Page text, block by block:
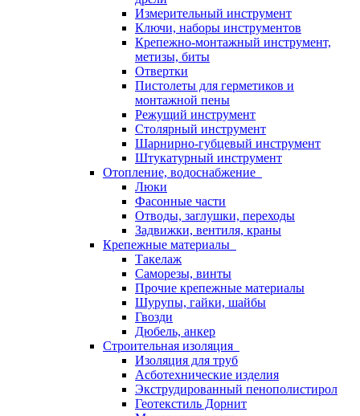
Измерительный инструмент
Ключи, наборы инструментов
Крепежно-монтажный инструмент,
метизы, биты
Отвертки
Пистолеты для герметиков и
монтажной пены
Режущий инструмент
Столярный инструмент
Шарнирно-губцевый инструмент
Штукатурный инструмент
Отопление, водоснабжение
Люки
Фасонные части
Отводы, заглушки, переходы
Задвижки, вентиля, краны
Крепежные материалы
Такелаж
Саморезы, винты
Прочие крепежные материалы
Шурупы, гайки, шайбы
Гвозди
Дюбель, анкер
Строительная изоляция
Изоляция для труб
Асботехнические изделия
Экструдированный пенополистирол
Геотекстиль Дорнит